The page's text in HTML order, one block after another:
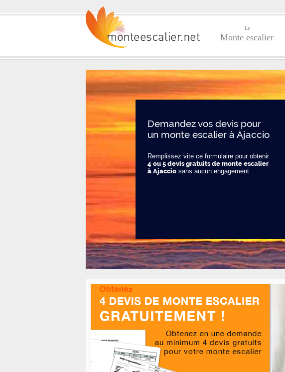
Le
Monte escalier
Demandez vos devis pour
un monte escalier à Ajaccio
Remplissez vite ce formulaire pour obtenir
4 ou 5 devis gratuits de monte escalier
à Ajaccio sans aucun engagement.